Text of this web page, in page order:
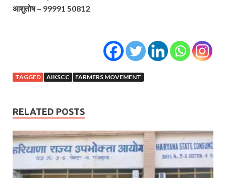
आशुतोष – 99991 50812
TAGGED AIKSCC FARMERS MOVEMENT
RELATED POSTS